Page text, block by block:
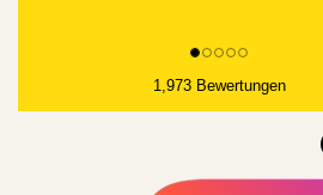
1,973 Bewertungen